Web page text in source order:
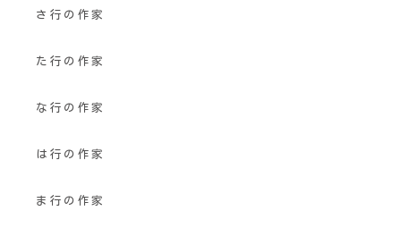
さ行の作家
た行の作家
な行の作家
は行の作家
ま行の作家